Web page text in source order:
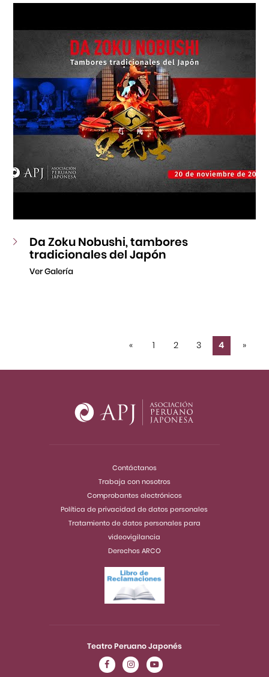
Da Zoku Nobushi, tambores
tradicionales del Japón
Ver Galería
« 1 2 3 4 »
Teatro Peruano Japonés
Contáctanos
Trabaja con nosotros
Comprobantes electrónicos
Política de privacidad de datos personales
Tratamiento de datos personales para
videovigilancia
Derechos ARCO